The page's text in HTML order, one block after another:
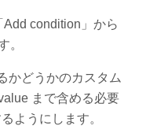
condition」から
。
かどうかのカスタム
まで含める必要
ようにします。